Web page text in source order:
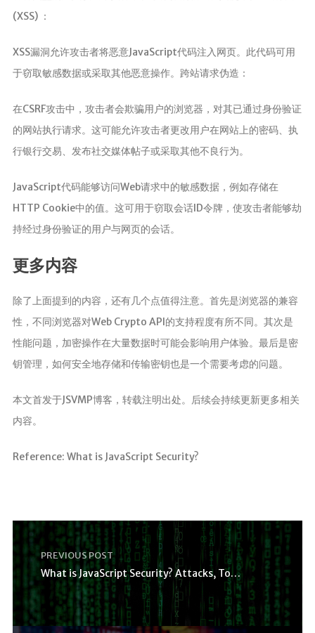
(XSS) ：
XSS漏洞允许攻击者将恶意JavaScript代码注入网页。此代码可用
于窃取敏感数据或采取其他恶意操作。跨站请求伪造：
在CSRF攻击中，攻击者会欺骗用户的浏览器，对其已通过身份验证
的网站执行请求。这可能允许攻击者更改用户在网站上的密码、执
行银行交易、发布社交媒体帖子或采取其他不良行为。
JavaScript代码能够访问Web请求中的敏感数据，例如存储在
HTTP Cookie中的值。这可用于窃取会话ID令牌，使攻击者能够劫
持经过身份验证的用户与网页的会话。
更多内容
除了上面提到的内容，还有几个点值得注意。首先是浏览器的兼容
性，不同浏览器对Web Crypto API的支持程度有所不同。其次是
性能问题，加密操作在大量数据时可能会影响用户体验。最后是密
钥管理，如何安全地存储和传输密钥也是一个需要考虑的问题。
本文首发于JSVMP博客，转载注明出处。后续会持续更新更多相关
内容。
Reference: What is JavaScript Security?
PREVIOUS POST
What is JavaScript Security? Attacks, Tools and So